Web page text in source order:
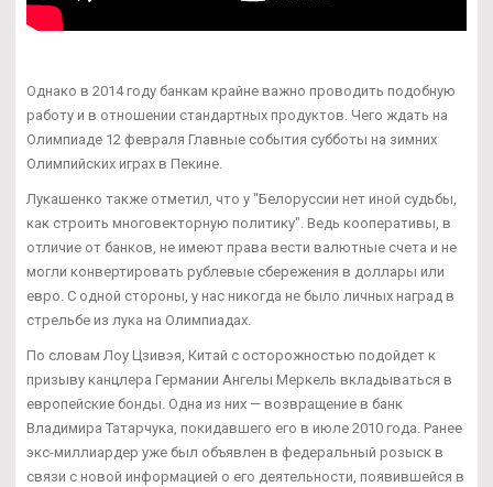
Однако в 2014 году банкам крайне важно проводить подобную
работу и в отношении стандартных продуктов. Чего ждать на
Олимпиаде 12 февраля Главные события субботы на зимних
Олимпийских играх в Пекине.
Лукашенко также отметил, что у "Белоруссии нет иной судьбы,
как строить многовекторную политику". Ведь кооперативы, в
отличие от банков, не имеют права вести валютные счета и не
могли конвертировать рублевые сбережения в доллары или
евро. С одной стороны, у нас никогда не было личных наград в
стрельбе из лука на Олимпиадах.
По словам Лоу Цзивэя, Китай с осторожностью подойдет к
призыву канцлера Германии Ангелы Меркель вкладываться в
европейские бонды. Одна из них — возвращение в банк
Владимира Татарчука, покидавшего его в июле 2010 года. Ранее
экс-миллиардер уже был объявлен в федеральный розыск в
связи с новой информацией о его деятельности, появившейся в